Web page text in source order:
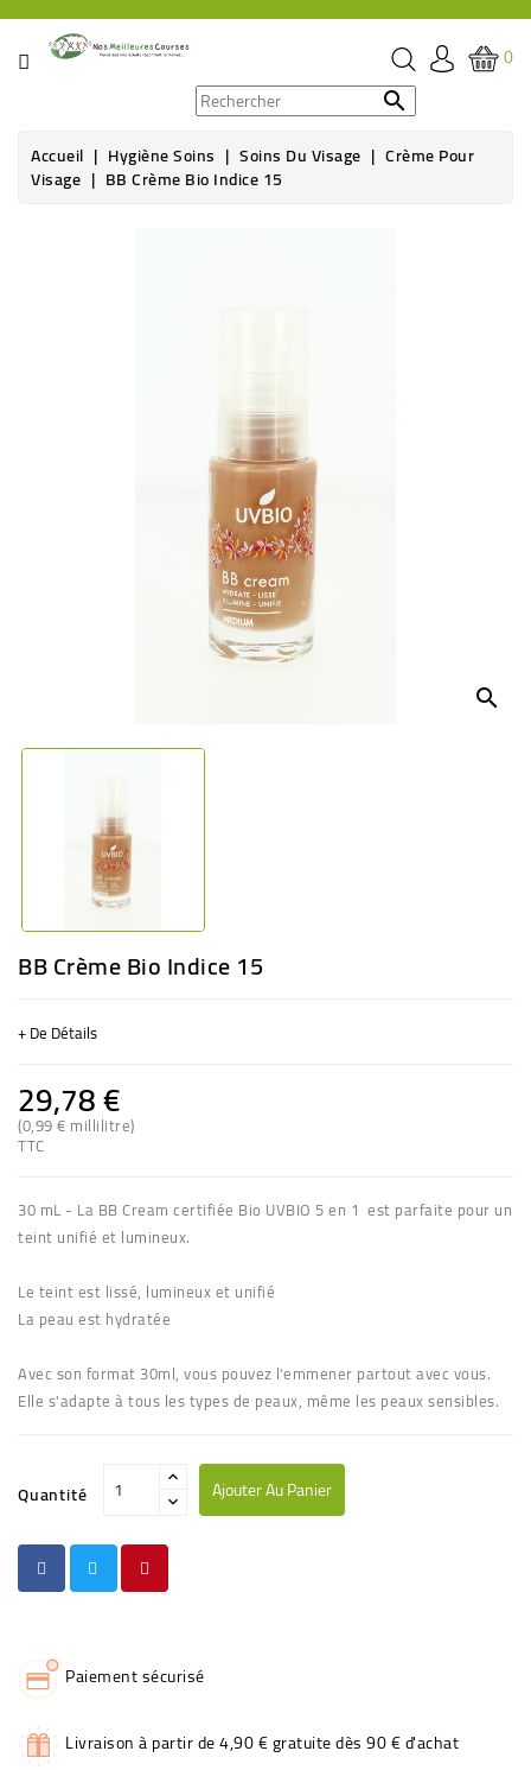
CATÉGORIE
ÉPICERIE
0

Accueil Hygiène Soins Soins Du Visage Crème Pour
Visage BB Crème Bio Indice 15
search
BB Crème Bio Indice 15
+ De Détails
29,78 €
(0,99 € millilitre)
TTC
30 mL - La BB Cream certifiée Bio UVBIO 5 en 1 est parfaite pour un
teint unifié et lumineux.
Le teint est lissé, lumineux et unifié
La peau est hydratée
Avec son format 30ml, vous pouvez l'emmener partout avec vous.
Elle s'adapte à tous les types de peaux, même les peaux sensibles.
Quantité Ajouter Au Panier
Paiement sécurisé
Livraison à partir de 4,90 € gratuite dès 90 € d'achat